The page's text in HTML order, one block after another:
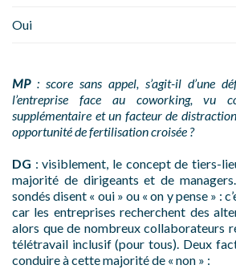
Oui
MP: score sans appel, s’agit-il d’une
l’entreprise face au coworking, vu
supplémentaire et un facteur de
opportunité de fertilisation croisée ?
DG : visiblement, le concept de tiers-
majorité de dirigeants et de
sondés disent « oui » ou « on y pense » :
car les entreprises recherchent des
alors que de nombreux collaborateurs
télétravail inclusif (pour tous). Deux
conduire à cette majorité de « non » :